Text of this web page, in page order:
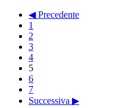
◀ Precedente
1
2
3
4
5
6
7
Successiva ▶